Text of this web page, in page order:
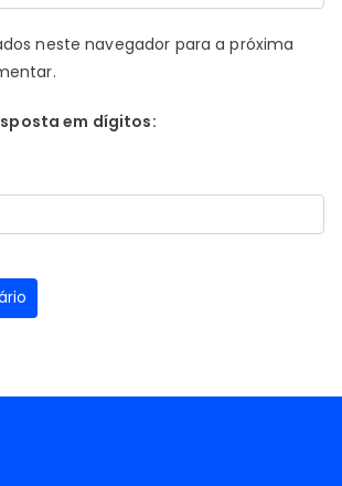
neste navegador para a próxima
em dígitos: